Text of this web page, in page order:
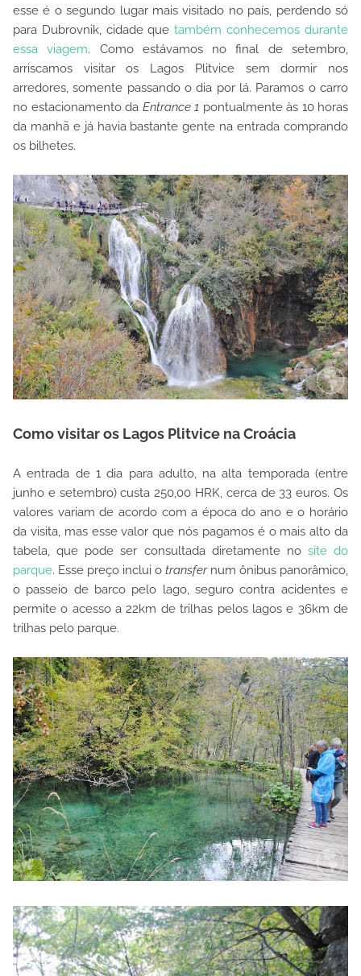
esse é o segundo lugar mais visitado no país, perdendo só
para Dubrovnik, cidade quetambém conhecemos durante
essa viagem. Como estávamos no final de setembro,
arriscamos visitar os Lagos Plitvice sem dormir nos
arredores, somente passando o dia por lá. Paramos o carro
no estacionamento da Entrance 1 pontualmente às 10 horas
da manhã e já havia bastante gente na entrada comprando
os bilhetes.
Como visitar os Lagos Plitvice na Croácia
A entrada de 1 dia para adulto, na alta temporada (entre
junho e setembro) custa 250,00 HRK, cerca de 33 euros. Os
valores variam de acordo com a época do ano e o horário
da visita, mas esse valor que nós pagamos é o mais alto da
tabela, que pode ser consultada diretamente no site do
parque. Esse preço inclui o transfernum ônibus panorâmico,
o passeio de barco pelo lago, seguro contra acidentes e
permite o acesso a 22km de trilhas pelos lagos e 36km de
trilhas pelo parque.